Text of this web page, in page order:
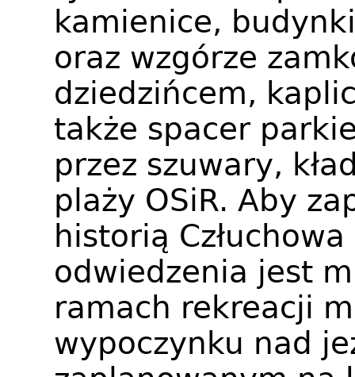
kamienice,
oraz wzgórze
dziedzińcem,
także spacer
przez szuwary,
plaży OSiR. Aby
historią
odwiedzenia jest
ramach rekreacji
wypoczynku nad